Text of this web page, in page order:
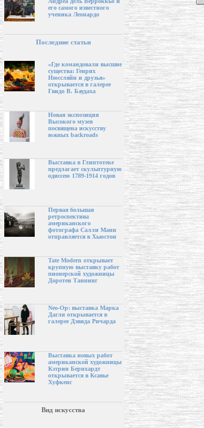
его самого известного
ученика Леонардо
Последние статьи
«Где командовали высшие
существа: Генрих
Нюссляйн и друзья»
открывается в галерее
Гвидо В. Баудаха
Новая экспозиция
Высокого музея
посвящена искусству
южных backroads
Выставка в Глиптотеке
предлагает скульптурную
одиссею 1789-1914 годов
Первая большая
ретроспектива
американского
фотографа Салли Манн
отправляется в Хьюстон
Tate Modern открывает
крупную выставку работ
пионерской художницы
Доротеи Таннинг
Neo-Op: выставка Марка
Дагли открывается в
галерее Дэвида Ричарда
Выставка новых работ
американской художницы
Кэтрин Бернхардт
открывается в Ксавье
Хуфкенс
Вид искусства